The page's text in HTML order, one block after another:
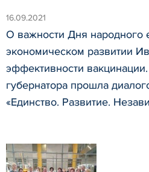
16.09.2021
О важности Дня народного
экономическом развитии
эффективности
губернатора прошла
«Единство. Развитие.